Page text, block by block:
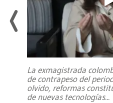
La exmagistrada
de contrapeso del
olvido, reformas
de nuevas tecnologías...